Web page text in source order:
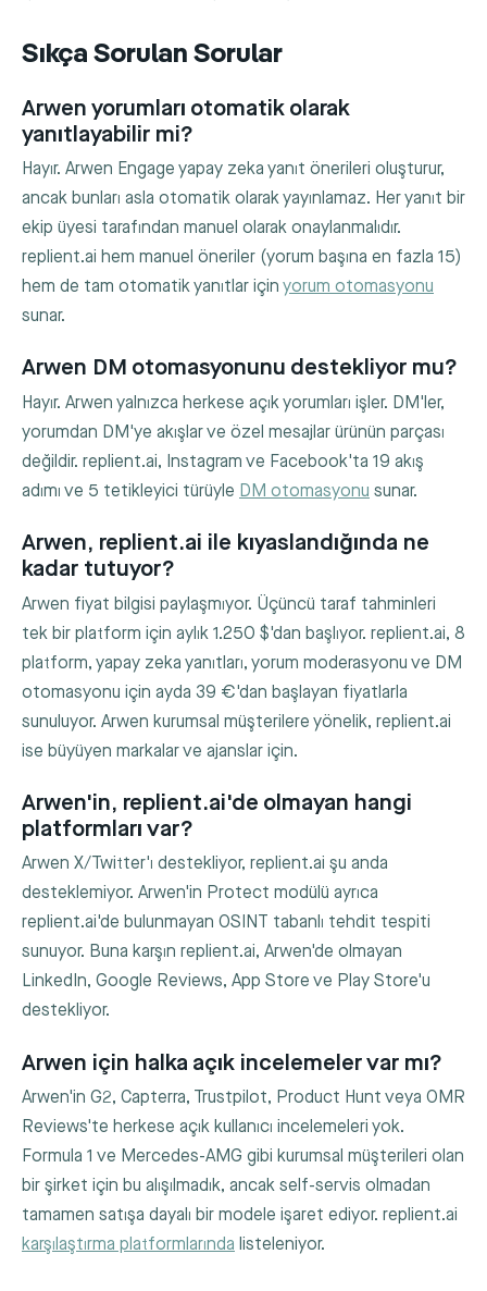
Sıkça Sorulan Sorular
Arwen yorumları otomatik olarak
yanıtlayabilir mi?
Hayır. Arwen Engage yapay zeka yanıt önerileri oluşturur,
ancak bunları asla otomatik olarak yayınlamaz. Her yanıt bir
ekip üyesi tarafından manuel olarak onaylanmalıdır.
replient.ai hem manuel öneriler (yorum başına en fazla 15)
hem de tam otomatik yanıtlar için yorum otomasyonu
sunar.
Arwen DM otomasyonunu destekliyor mu?
Hayır. Arwen yalnızca herkese açık yorumları işler. DM'ler,
yorumdan DM'ye akışlar ve özel mesajlar ürünün parçası
değildir. replient.ai, Instagram ve Facebook'ta 19 akış
adımı ve 5 tetikleyici türüyle DM otomasyonu sunar.
Arwen, replient.ai ile kıyaslandığında ne
kadar tutuyor?
Arwen fiyat bilgisi paylaşmıyor. Üçüncü taraf tahminleri
tek bir platform için aylık 1.250 $'dan başlıyor. replient.ai, 8
platform, yapay zeka yanıtları, yorum moderasyonu ve DM
otomasyonu için ayda 39 €'dan başlayan fiyatlarla
sunuluyor. Arwen kurumsal müşterilere yönelik, replient.ai
ise büyüyen markalar ve ajanslar için.
Arwen'in, replient.ai'de olmayan hangi
platformları var?
Arwen X/Twitter'ı destekliyor, replient.ai şu anda
desteklemiyor. Arwen'in Protect modülü ayrıca
replient.ai'de bulunmayan OSINT tabanlı tehdit tespiti
sunuyor. Buna karşın replient.ai, Arwen'de olmayan
LinkedIn, Google Reviews, App Store ve Play Store'u
destekliyor.
Arwen için halka açık incelemeler var mı?
Arwen'in G2, Capterra, Trustpilot, Product Hunt veya OMR
Reviews'te herkese açık kullanıcı incelemeleri yok.
Formula 1 ve Mercedes-AMG gibi kurumsal müşterileri olan
bir şirket için bu alışılmadık, ancak self-servis olmadan
tamamen satışa dayalı bir modele işaret ediyor. replient.ai
karşılaştırma platformlarında listeleniyor.